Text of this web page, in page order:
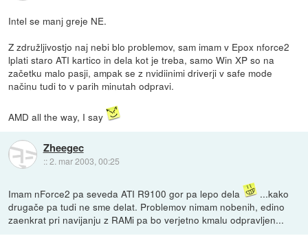
Intel se manj greje NE.
Z združljivostjo naj nebi blo problemov, sam imam v Epox nforce2
lplati staro ATI kartico in dela kot je treba, samo Win XP so na
začetku malo pasji, ampak se z nvidiinimi driverji v safe mode
načinu tudi to v parih minutah odpravi.
AMD all the way, I say
Zheegec
::2. mar 2003, 00:25
Imam nForce2 pa seveda ATI R9100 gor pa lepo dela
...kako
drugače pa tudi ne sme delat. Problemov nimam nobenih, edino
zaenkrat pri navijanju z RAMi pa bo verjetno kmalu odpravljen...